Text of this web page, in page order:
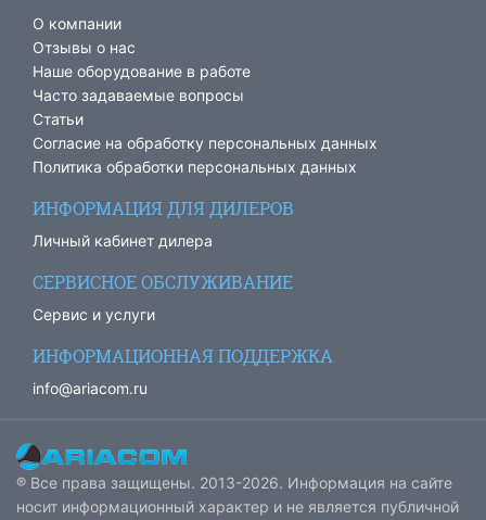
О компании
Отзывы о нас
Наше оборудование в работе
Часто задаваемые вопросы
Статьи
Согласие на обработку персональных данных
Политика обработки персональных данных
ИНФОРМАЦИЯ ДЛЯ ДИЛЕРОВ
Личный кабинет дилера
СЕРВИСНОЕ ОБСЛУЖИВАНИЕ
Сервис и услуги
ИНФОРМАЦИОННАЯ ПОДДЕРЖКА
info@ariacom.ru
® Все права защищены. 2013-2026. Информация на сайте
носит информационный характер и не является публичной